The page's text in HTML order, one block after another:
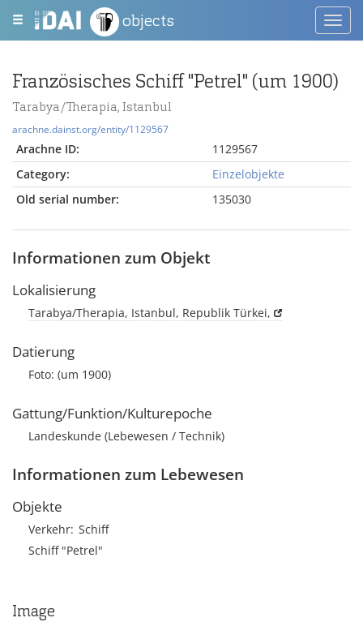
objects
Französisches Schiff "Petrel" (um 1900)
Tarabya/Therapia, Istanbul
arachne.dainst.org/entity/1129567
Arachne ID:
1129567
Category:
Einzelobjekte
Old serial number:
135030
Informationen zum Objekt
Lokalisierung
Tarabya/Therapia, Istanbul, Republik Türkei,
Datierung
Foto: (um 1900)
Gattung/Funktion/Kulturepoche
Landeskunde (Lebewesen / Technik)
Informationen zum Lebewesen
Objekte
Verkehr Schiff
Schiff "Petrel"
Image